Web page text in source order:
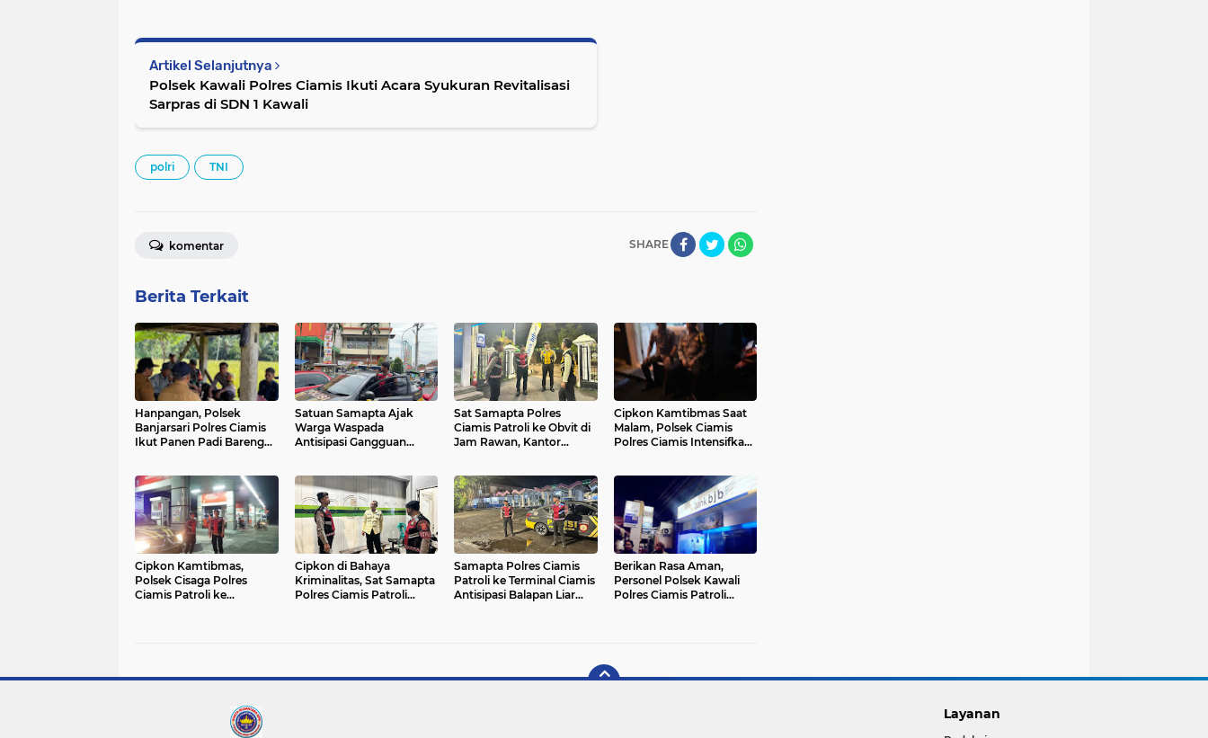
Artikel Selanjutnya
Polsek Kawali Polres Ciamis Ikuti Acara Syukuran Revitalisasi
Sarpras di SDN 1 Kawali
polri TNI
SHARE
komentar
Berita Terkait
Hanpangan, Polsek
Banjarsari Polres Ciamis
Ikut Panen Padi Bareng
Satuan Samapta Ajak
Warga Waspada
Antisipasi Gangguan
Patroli ke Simpang
Empat Yogya Ciamis Beri
Imbauan Kamtibmas
Berikan Rasa Aman, Sat
Samapta Polres Ciamis
Beri Himbauan
Kamtibmas ke Warga
Sat Samapta Polres
Ciamis Patroli ke Obvit di
Jam Rawan, Kantor
Cipkon Kamtibmas Saat
Malam, Polsek Ciamis
Polres Ciamis Intensifkan
Cipkon Kamtibmas,
Polsek Cisaga Polres
Ciamis Patroli ke
Cipkon di Bahaya
Kriminalitas, Sat Samapta
Polres Ciamis Patroli
Samapta Polres Ciamis
Patroli ke Terminal Ciamis
Antisipasi Balapan Liar
Berikan Rasa Aman,
Personel Polsek Kawali
Polres Ciamis Patroli
Layanan